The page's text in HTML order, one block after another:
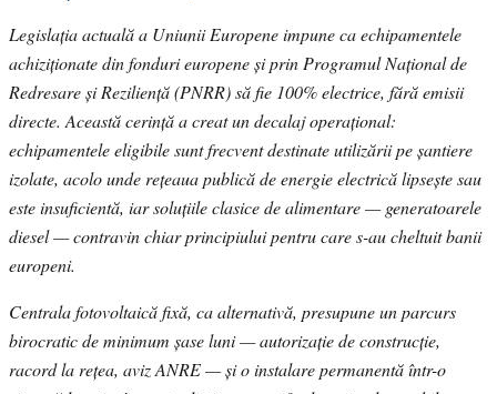
Legislația actuală a Uniunii Europene impune ca echipamentele
achiziționate din fonduri europene și prin Programul Național de
Redresare și Reziliență (PNRR) să fie 100% electrice, fără emisii
directe. Această cerință a creat un decalaj operațional:
echipamentele eligibile sunt frecvent destinate utilizării pe șantiere
izolate, acolo unde rețeaua publică de energie electrică lipsește sau
este insuficientă, iar soluțiile clasice de alimentare — generatoarele
diesel — contravin chiar principiului pentru care s-au cheltuit banii
europeni.
Centrala fotovoltaică fixă, ca alternativă, presupune un parcurs
birocratic de minimum șase luni — autorizație de construcție,
racord la rețea, aviz ANRE — și o instalare permanentă într-o